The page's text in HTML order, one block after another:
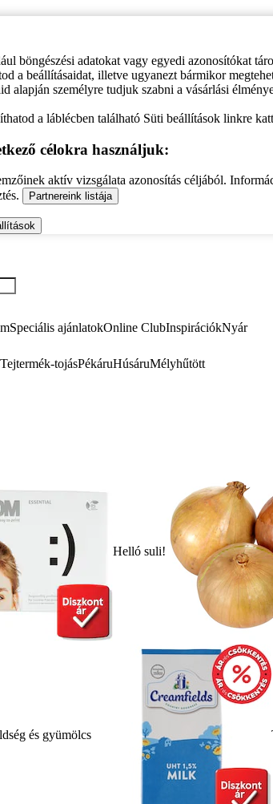
böngészési adatokat vagy egyedi azonosítókat
a beállításaidat, illetve ugyanezt bármikor
alapján személyre tudjuk szabni a vásárlási
a láblécben található Süti beállítások linkre
célokra használjuk:
aktív vizsgálata azonosítás céljából.
Partnereink listája
Speciális ajánlatokOnline ClubInspirációkNyár
Tejtermék-tojásPékáruHúsáruMélyhűtött
Helló suli!
és gyümölcs